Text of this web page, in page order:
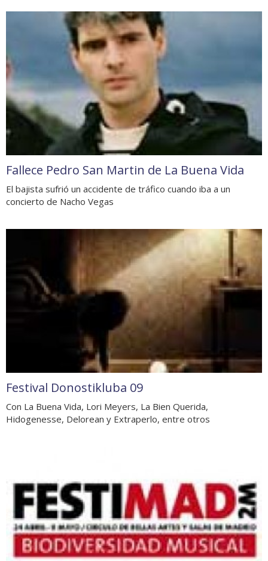
Fallece Pedro San Martin de La Buena Vida
El bajista sufrió un accidente de tráfico cuando iba a un
concierto de Nacho Vegas
Festival Donostikluba 09
Con La Buena Vida, Lori Meyers, La Bien Querida,
Hidogenesse, Delorean y Extraperlo, entre otros